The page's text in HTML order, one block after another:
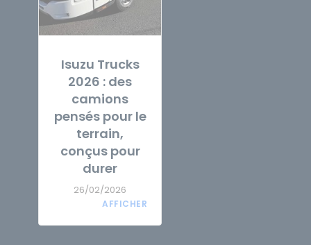
Isuzu Trucks
2026 : des
camions
pensés pour le
terrain,
conçus pour
durer
26/02/2026